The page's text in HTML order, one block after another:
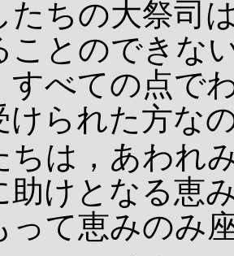
たちの大祭司
ことのできな
すべての点で
けられた方な
ちは，あわれ
助けとなる恵
って恵みのみ